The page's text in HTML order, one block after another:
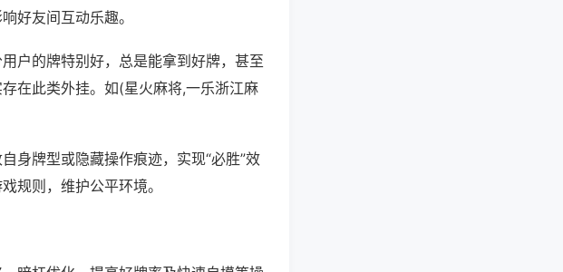
好友间互动乐趣。
户的牌特别好，总是能拿到好牌，甚至
在此类外挂。如(星火麻将,一乐浙江麻
身牌型或隐藏操作痕迹，实现“必胜”效
规则，维护公平环境。